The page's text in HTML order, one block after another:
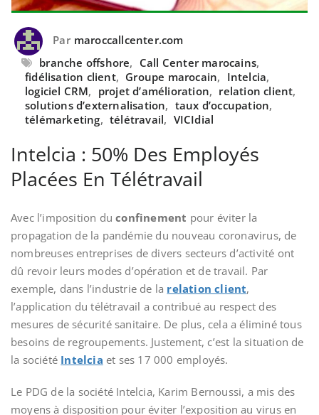
Par maroccallcenter.com
branche offshore, Call Center marocains,
fidélisation client, Groupe marocain, Intelcia,
logiciel CRM, projet d’amélioration, relation client,
solutions d’externalisation, taux d’occupation,
télémarketing, télétravail, VICIdial
Intelcia : 50% Des Employés
Placées En Télétravail
Avec l’imposition duconfinement pour éviter la
propagation de la pandémie du nouveau coronavirus, de
nombreuses entreprises de divers secteurs d’activité ont
dû revoir leurs modes d’opération et de travail. Par
exemple, dans l’industrie de la relation client,
l’application du télétravail a contribué au respect des
mesures de sécurité sanitaire. De plus, cela a éliminé tous
besoins de regroupements. Justement, c’est la situation de
la société Intelcia et ses 17 000 employés.
Le PDG de la société Intelcia, Karim Bernoussi, a mis des
moyens à disposition pour éviter l’exposition au virus en